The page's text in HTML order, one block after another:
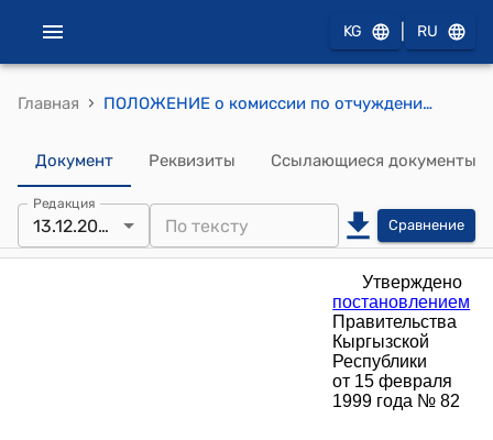
KG RU
Главная › ПОЛОЖЕНИЕ о комиссии по отчуждению жилых домов и квартир жилищного фонда иностранным юридическим и физическим лицам на территории Кыргызской Республики (Утверждено постановлением Правительства Кыргызской Республики от 15 февраля 1999 года № 82)
Документ Реквизиты Ссылающиеся документы
Редакция
13.12.2007 Сравнение